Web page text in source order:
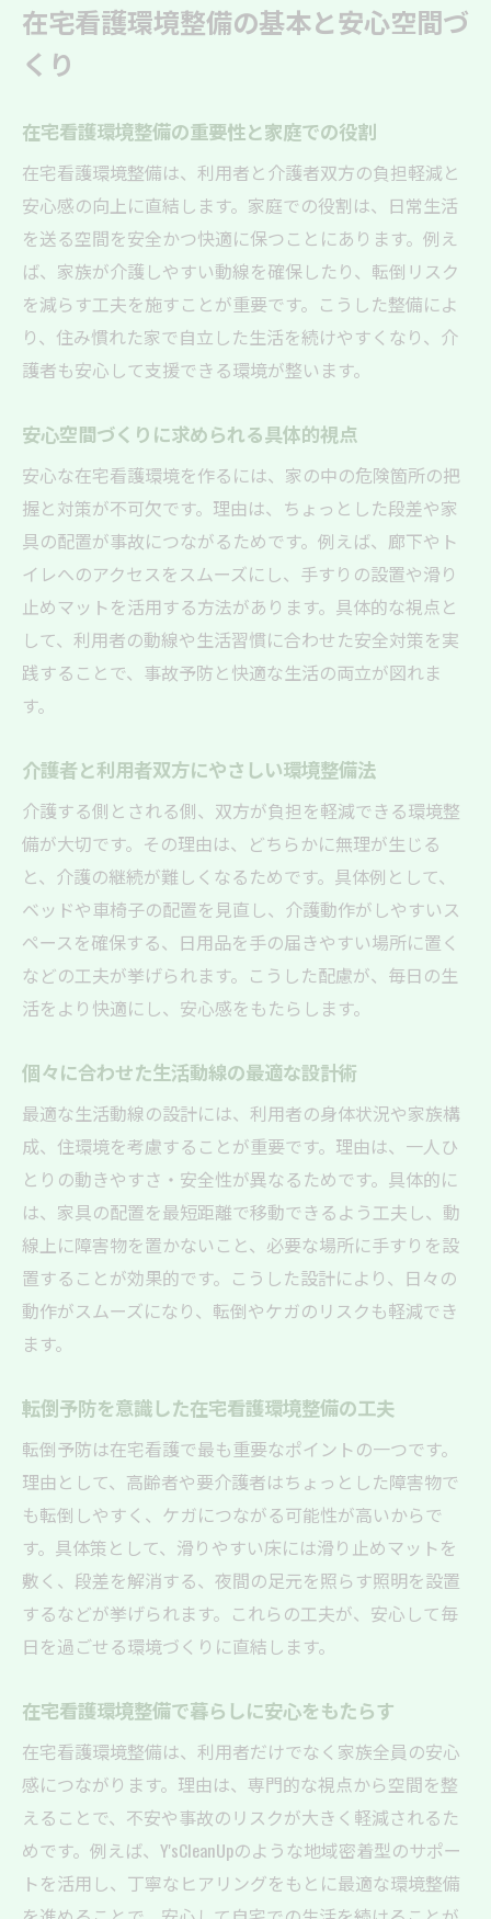
在宅看護環境整備で暮らしに安心をもたら
在宅看護環境整備で快適さを実現する秘訣
家族の負担を減らす環境改善の実践ポイン
ト
利用者目線の在宅看護環境整備による工夫
心身の安全を守るための住空間改善方法
生活スタイルに合わせた在宅看護環境の調
安心して暮らすための環境改善ポイント
在宅看護環境整備で事故防止につなげる方
法
家族も安心できる生活空間の改善手順
転倒やケガを防ぐポイントと配置の工夫
在宅看護環境整備のためのチェックリスト
活用法
居室や廊下の安全性を高める改善アプロー
解説
在宅看護がもたらす家族のメリットとは
在宅看護環境整備が家族にもたらす効果
負担軽減と安心感を生む環境整備の利点
家族の生活スタイルに沿った環境改善の意
義
利用者と家族双方にやさしい在宅看護環境
家族の絆を深める住まいの整え方
転倒防止に役立つ在宅環境整備のコツ
在宅看護環境整備で転倒リスクを減らす工
夫
家具配置の見直しがもたらす安全性向上
動線上の障害物排除で事故予防に貢献
転倒防止のための床材や照明の選び方
日常の注意で安心を保つ環境整備術
自宅療養を支援する看護環境の作り方
在宅看護環境整備で自宅療養を快適に支援
利用者の動きやすさを考慮した空間設計
看護師目線で考える在宅環境整備のコツ
介護ベッドや手すりの最適な配置方法
個別ニーズに応じた在宅看護環境整備の進
め方
安全性と利便性を兼ね備えた療養空間づく
地域に根ざした在宅看護支援の活用法
在宅看護環境整備に役立つ地域支援サービ
ス
地域密着型の看護支援がもたらす安心感
在宅看護環境整備の基本と安心空間づ
くり
在宅看護環境整備の重要性と家庭での役割
在宅看護環境整備は、利用者と介護者双方の負担軽減と
安心感の向上に直結します。家庭での役割は、日常生活
を送る空間を安全かつ快適に保つことにあります。例え
ば、家族が介護しやすい動線を確保したり、転倒リスク
を減らす工夫を施すことが重要です。こうした整備によ
り、住み慣れた家で自立した生活を続けやすくなり、介
護者も安心して支援できる環境が整います。
安心空間づくりに求められる具体的視点
安心な在宅看護環境を作るには、家の中の危険箇所の把
握と対策が不可欠です。理由は、ちょっとした段差や家
具の配置が事故につながるためです。例えば、廊下やト
イレへのアクセスをスムーズにし、手すりの設置や滑り
止めマットを活用する方法があります。具体的な視点と
して、利用者の動線や生活習慣に合わせた安全対策を実
践することで、事故予防と快適な生活の両立が図れま
す。
介護者と利用者双方にやさしい環境整備法
介護する側とされる側、双方が負担を軽減できる環境整
備が大切です。その理由は、どちらかに無理が生じる
と、介護の継続が難しくなるためです。具体例として、
ベッドや車椅子の配置を見直し、介護動作がしやすいス
ペースを確保する、日用品を手の届きやすい場所に置く
などの工夫が挙げられます。こうした配慮が、毎日の生
活をより快適にし、安心感をもたらします。
個々に合わせた生活動線の最適な設計術
最適な生活動線の設計には、利用者の身体状況や家族構
成、住環境を考慮することが重要です。理由は、一人ひ
とりの動きやすさ・安全性が異なるためです。具体的に
は、家具の配置を最短距離で移動できるよう工夫し、動
線上に障害物を置かないこと、必要な場所に手すりを設
置することが効果的です。こうした設計により、日々の
動作がスムーズになり、転倒やケガのリスクも軽減でき
ます。
転倒予防を意識した在宅看護環境整備の工夫
転倒予防は在宅看護で最も重要なポイントの一つです。
理由として、高齢者や要介護者はちょっとした障害物で
も転倒しやすく、ケガにつながる可能性が高いからで
す。具体策として、滑りやすい床には滑り止めマットを
敷く、段差を解消する、夜間の足元を照らす照明を設置
するなどが挙げられます。これらの工夫が、安心して毎
日を過ごせる環境づくりに直結します。
在宅看護環境整備で暮らしに安心をもたらす
在宅看護環境整備は、利用者だけでなく家族全員の安心
感につながります。理由は、専門的な視点から空間を整
えることで、不安や事故のリスクが大きく軽減されるた
めです。例えば、Y'sCleanUpのような地域密着型のサポー
トを活用し、丁寧なヒアリングをもとに最適な環境整備